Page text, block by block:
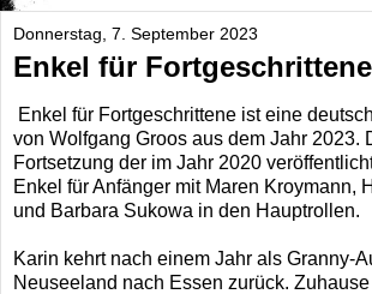
Donnerstag, 7. September 2023
Enkel für Fortgeschrittene
Enkel für Fortgeschrittene ist eine
von Wolfgang Groos aus dem Jahr 2023.
Fortsetzung der im Jahr 2020
Enkel für Anfänger mit Maren Kroymann,
und Barbara Sukowa in den Hauptrollen.
Karin kehrt nach einem Jahr als Granny-
Neuseeland nach Essen zurück.